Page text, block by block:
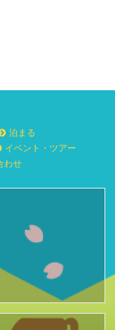
泊まる
イベント・ツアー
わせ